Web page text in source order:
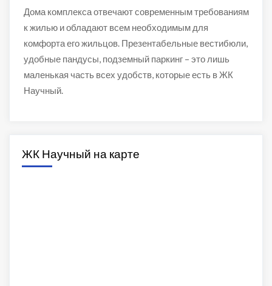
Дома комплекса отвечают современным требованиям
к жилью и обладают всем необходимым для
комфорта его жильцов. Презентабельные вестибюли,
удобные пандусы, подземный паркинг – это лишь
маленькая часть всех удобств, которые есть в ЖК
Научный.
ЖК Научный на карте